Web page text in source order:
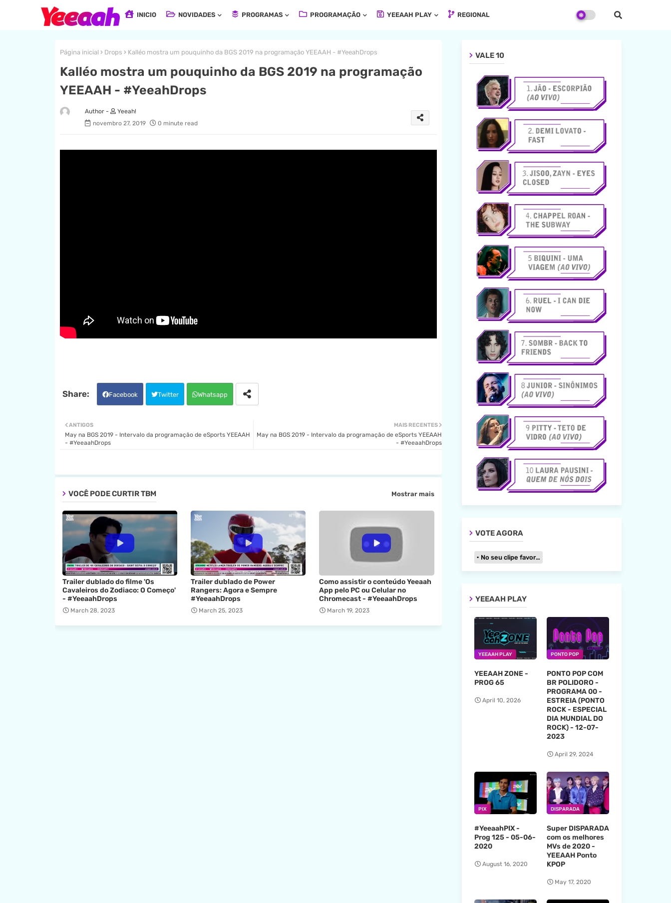
INICIO NOVIDADES PROGRAMAS PROGRAMAÇÃO YEEAAH PLAY REGIONAL
Página inicial Drops Kalléo mostra um pouquinho da BGS 2019 na programação YEEAAH - #YeeahDrops
Kalléo mostra um pouquinho da BGS 2019 na programação
YEEAAH - #YeeahDrops
Yeeah!
novembro 27, 2019
0 minute read
Facebook Twitter Whatsapp
MAIS RECENTES
May na BGS 2019 - Intervalo da programação de eSports YEEAAH
- #YeeaahDrops
ANTIGOS
May na BGS 2019 - Intervalo da programação de eSports YEEAAH
- #YeeaahDrops
VOCÊ PODE CURTIR TBM Mostrar mais
Trailer dublado do filme 'Os
Cavaleiros do Zodiaco: O Começo'
- #YeeaahDrops
March 28, 2023
Trailer dublado de Power
Rangers: Agora e Sempre
#YeeaahDrops
March 25, 2023
Como assistir o conteúdo Yeeaah
App pelo PC ou Celular no
Chromecast - #YeeaahDrops
March 19, 2023
VALE 10
VOTE AGORA
No seu clipe favorito
YEEAAH PLAY
YEEAAH PLAY
YEEAAH ZONE -
PROG 65
April 10, 2026
PONTO POP
PONTO POP COM
BR POLIDORO -
PROGRAMA 00 -
ESTREIA (PONTO
ROCK - ESPECIAL
DIA MUNDIAL DO
ROCK) - 12-07-
2023
April 29, 2024
PIX
#YeeaahPIX -
Prog 125 - 05-06-
2020
August 16, 2020
DISPARADA
Super DISPARADA
com os melhores
MVs de 2020 -
YEEAAH Ponto
KPOP
May 17, 2020